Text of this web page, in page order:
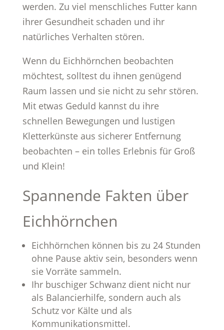
werden. Zu viel menschliches Futter kann
ihrer Gesundheit schaden und ihr
natürliches Verhalten stören.
Wenn du Eichhörnchen beobachten
möchtest, solltest du ihnen genügend
Raum lassen und sie nicht zu sehr stören.
Mit etwas Geduld kannst du ihre
schnellen Bewegungen und lustigen
Kletterkünste aus sicherer Entfernung
beobachten – ein tolles Erlebnis für Groß
und Klein!
Spannende Fakten über
Eichhörnchen
Eichhörnchen können bis zu 24 Stunden
ohne Pause aktiv sein, besonders wenn
sie Vorräte sammeln.
Ihr buschiger Schwanz dient nicht nur
als Balancierhilfe, sondern auch als
Schutz vor Kälte und als
Kommunikationsmittel.